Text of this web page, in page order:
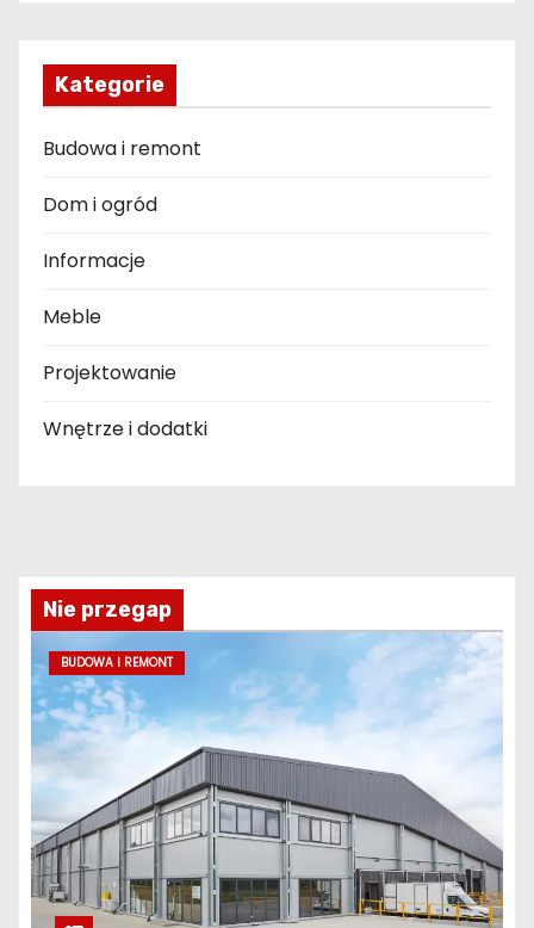
Kategorie
Budowa i remont
Dom i ogród
Informacje
Meble
Projektowanie
Wnętrze i dodatki
Nie przegap
BUDOWA I REMONT